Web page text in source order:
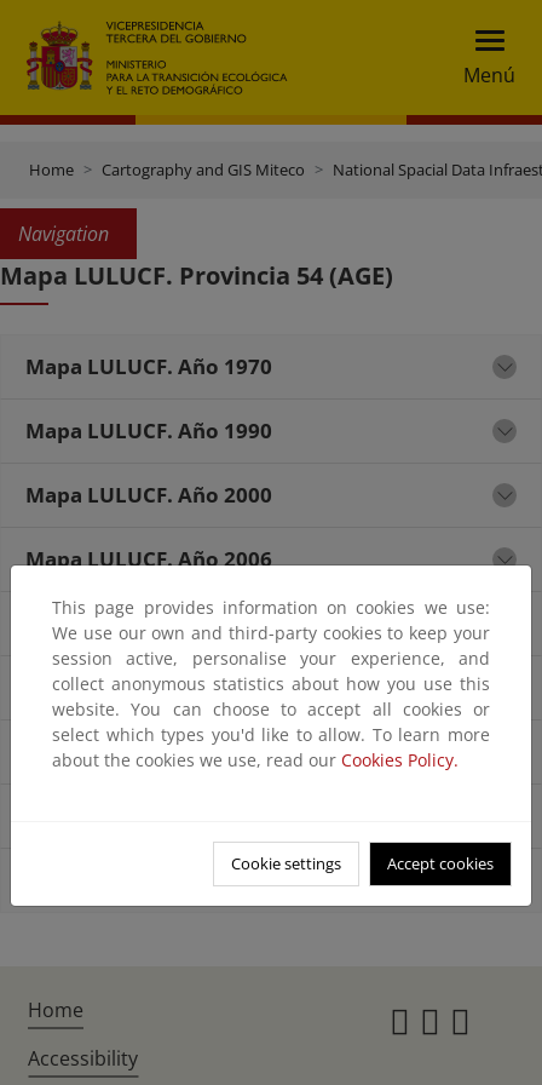
Menú
Home Cartography and GIS Miteco National Spacial Data
Navigation
Mapa LULUCF. Provincia 54 (AGE)
Mapa LULUCF. Año 1970
Mapa LULUCF. Año 1990
Mapa LULUCF. Año 2000
Mapa LULUCF. Año 2006
Mapa LULUCF. Año 2009
Mapa LULUCF. Año 2012
Mapa LULUCF. Año 2015
Mapa LULUCF. Año 2021
This page provides information on cookies we use:
We use our own and third-party cookies to keep your
session active, personalise your experience, and
collect anonymous statistics about how you use this
website. You can choose to accept all cookies or
select which types you'd like to allow. To learn more
about the cookies we use, read our Cookies Policy.
Cookie settings Accept cookies
Home
Accessibility